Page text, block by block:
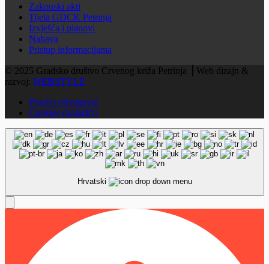
Zakonski akti
Tijela GDCK Petrinja
Izvješća i planovi
Nabava
Pristup informacijama
© 2025 Gradsko društvo Crvenog križa Petrinja ⎟ Web dizajn &
razvoj: WEBSTYLE
Pravilo privatnosti
Cookies (kolačići)
Hrvatski